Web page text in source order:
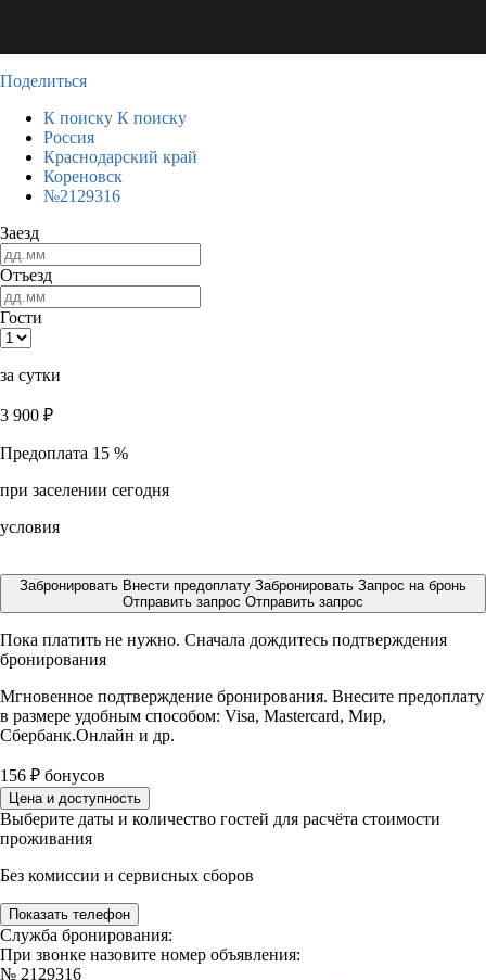
Поделиться
К поиску К поиску
Россия
Краснодарский край
Кореновск
№2129316
Заезд
Отъезд
Гости
за сутки
3 900 ₽
Предоплата 15 %
при заселении сегодня
условия
Забронировать Внести предоплату Забронировать Запрос на бронь
Отправить запрос Отправить запрос
Пока платить не нужно. Сначала дождитесь подтверждения
бронирования
Мгновенное подтверждение бронирования. Внесите предоплату
в размере удобным способом: Visa, Mastercard, Мир,
Сбербанк.Онлайн и др.
156 ₽ бонусов
Цена и доступность
Выберите даты и количество гостей для расчёта стоимости
проживания
Без комиссии и сервисных сборов
Показать телефон
Служба бронирования:
При звонке назовите номер объявления:
№ 2129316